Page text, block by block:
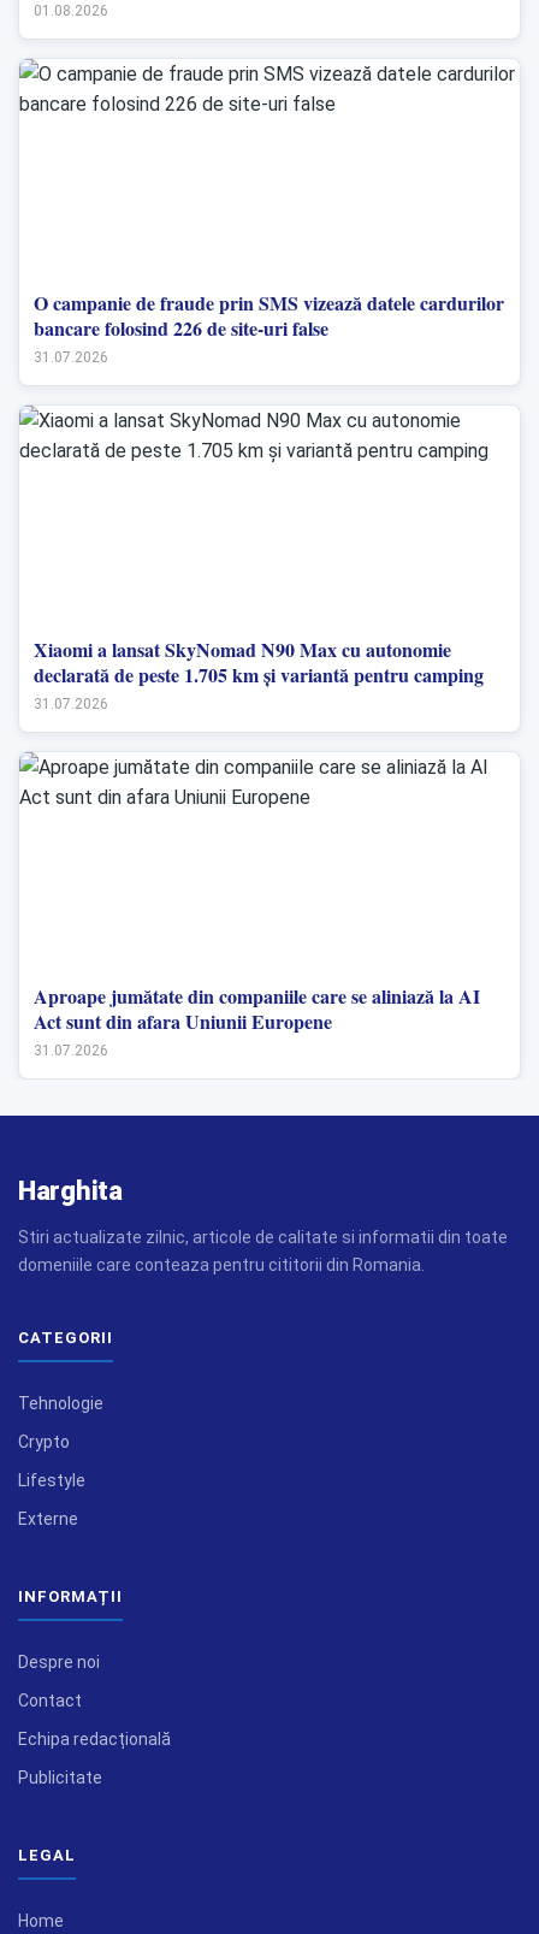
01.08.2026
O campanie de fraude prin SMS vizează datele cardurilor
bancare folosind 226 de site-uri false
31.07.2026
Xiaomi a lansat SkyNomad N90 Max cu autonomie
declarată de peste 1.705 km și variantă pentru camping
31.07.2026
Aproape jumătate din companiile care se aliniază la AI
Act sunt din afara Uniunii Europene
31.07.2026
Harghita
Stiri actualizate zilnic, articole de calitate si informatii din toate
domeniile care conteaza pentru cititorii din Romania.
CATEGORII
Tehnologie
Crypto
Lifestyle
Externe
INFORMAȚII
Despre noi
Contact
Echipa redacțională
Publicitate
LEGAL
Home